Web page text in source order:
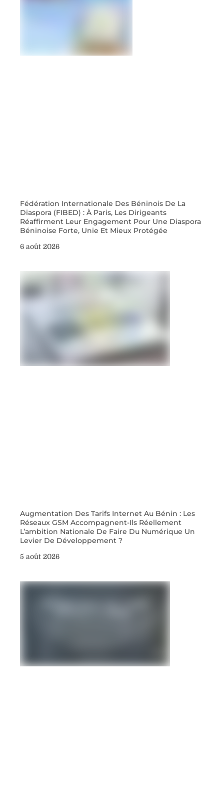
Fédération Internationale Des Béninois De La
Diaspora (FIBED) : À Paris, Les Dirigeants
Réaffirment Leur Engagement Pour Une Diaspora
Béninoise Forte, Unie Et Mieux Protégée
6 août 2026
Augmentation Des Tarifs Internet Au Bénin : Les
Réseaux GSM Accompagnent-Ils Réellement
L’ambition Nationale De Faire Du Numérique Un
Levier De Développement ?
5 août 2026